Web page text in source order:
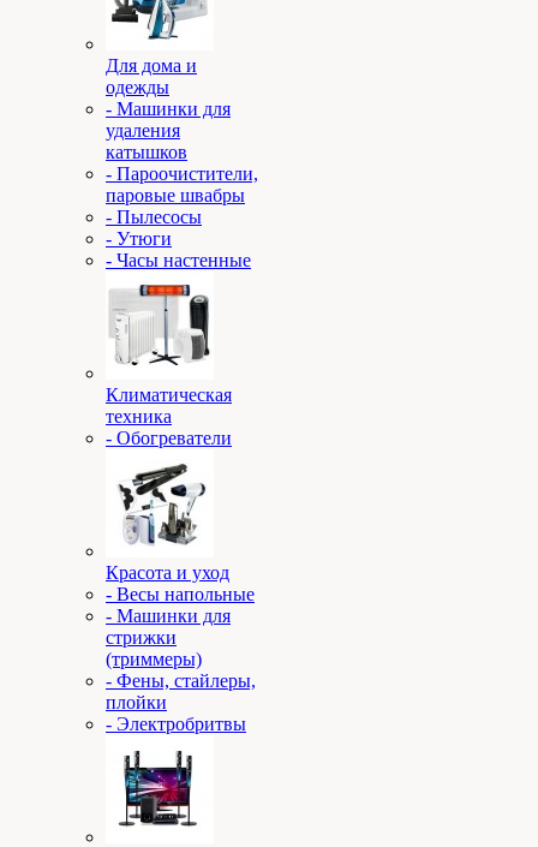
Для дома и
одежды
- Машинки для
удаления
катышков
- Пароочистители,
паровые швабры
- Пылесосы
- Утюги
- Часы настенные
Климатическая
техника
- Обогреватели
Красота и уход
- Весы напольные
- Машинки для
стрижки
(триммеры)
- Фены, стайлеры,
плойки
- Электробритвы